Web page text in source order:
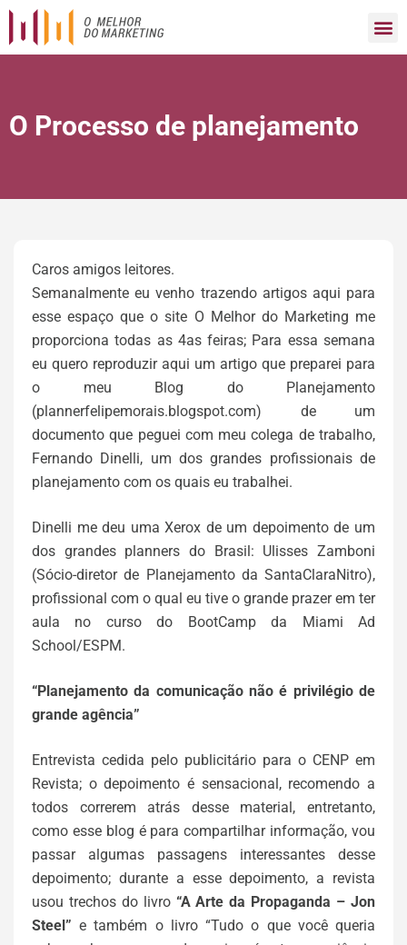
O Processo de planejamento
Caros amigos leitores.
Semanalmente eu venho trazendo artigos aqui para
esse espaço que o site O Melhor do Marketing me
proporciona todas as 4as feiras; Para essa semana
eu quero reproduzir aqui um artigo que preparei para
o meu Blog do Planejamento
(plannerfelipemorais.blogspot.com) de um
documento que peguei com meu colega de trabalho,
Fernando Dinelli, um dos grandes profissionais de
planejamento com os quais eu trabalhei.
Dinelli me deu uma Xerox de um depoimento de um
dos grandes planners do Brasil: Ulisses Zamboni
(Sócio-diretor de Planejamento da SantaClaraNitro),
profissional com o qual eu tive o grande prazer em ter
aula no curso do BootCamp da Miami Ad
School/ESPM.
“Planejamento da comunicação não é privilégio de
grande agência”
Entrevista cedida pelo publicitário para o CENP em
Revista; o depoimento é sensacional, recomendo a
todos correrem atrás desse material, entretanto,
como esse blog é para compartilhar informação, vou
passar algumas passagens interessantes desse
depoimento; durante a esse depoimento, a revista
usou trechos do livro “A Arte da Propaganda – Jon
Steel” e também o livro “Tudo o que você queria